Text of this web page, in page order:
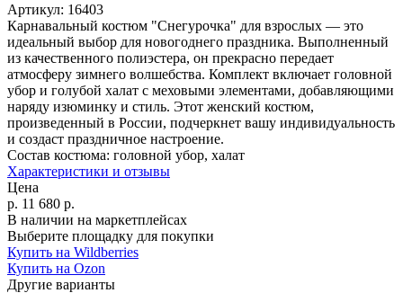
Артикул: 16403
Карнавальный костюм "Снегурочка" для взрослых — это
идеальный выбор для новогоднего праздника. Выполненный
из качественного полиэстера, он прекрасно передает
атмосферу зимнего волшебства. Комплект включает головной
убор и голубой халат с меховыми элементами, добавляющими
наряду изюминку и стиль. Этот женский костюм,
произведенный в России, подчеркнет вашу индивидуальность
и создаст праздничное настроение.
Состав костюма: головной убор, халат
Характеристики и отзывы
Цена
р. 11 680 р.
В наличии на маркетплейсах
Выберите площадку для покупки
Купить на Wildberries
Купить на Ozon
Другие варианты